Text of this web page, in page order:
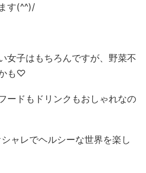
す(^^)/
女子はもちろんですが、野菜不
も♡
ードもドリンクもおしゃれなの
ャレでヘルシーな世界を楽し